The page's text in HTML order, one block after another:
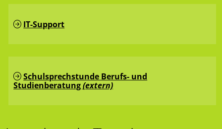
IT-Support
Schulsprechstunde Berufs- und
Studienberatung(extern)